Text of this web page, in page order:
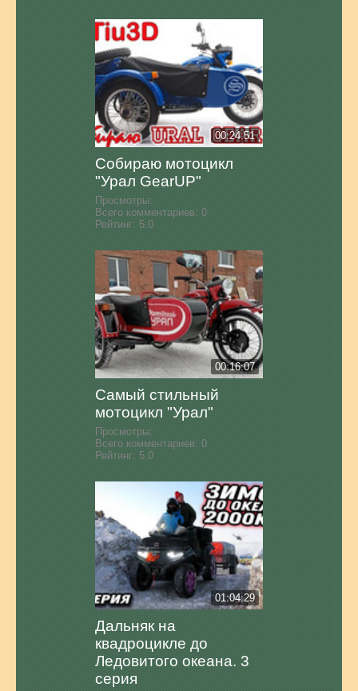
00:24:51
Собираю мотоцикл
"Урал GearUP"
Просмотры:
Всего комментариев: 0
Рейтинг: 5.0
00:16:07
Самый стильный
мотоцикл "Урал"
Просмотры:
Всего комментариев: 0
Рейтинг: 5.0
01:04:29
Дальняк на
квадроцикле до
Ледовитого океана. 3
серия